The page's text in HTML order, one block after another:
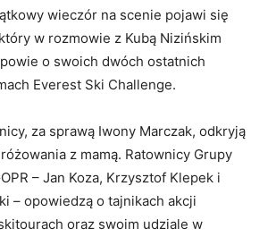
wieczór na scenie pojawi się
w rozmowie z Kubą Nizińskim
o swoich dwóch ostatnich
Everest Ski Challenge.
za sprawą Iwony Marczak, odkryją
z mamą. Ratownicy Grupy
– Jan Koza, Krzysztof Klepek i
– opowiedzą o tajnikach akcji
oraz swoim udziale w